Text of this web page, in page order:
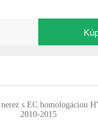
s EC homologáciou
2010-2015